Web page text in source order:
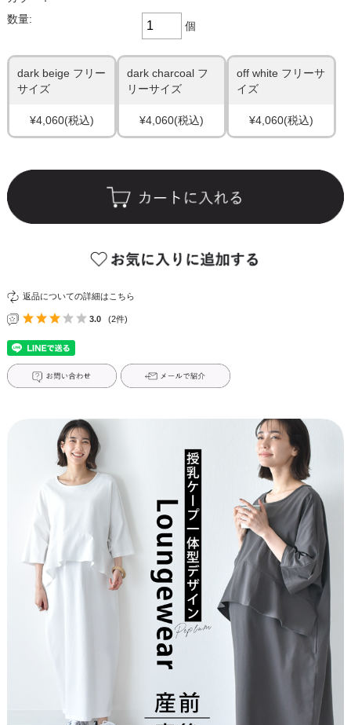
数量:
個
dark beige フリー
サイズ
¥4,060(税込)
dark charcoal フ
リーサイズ
¥4,060(税込)
off white フリーサ
イズ
¥4,060(税込)
返品についての詳細はこちら
3.0 (2件)